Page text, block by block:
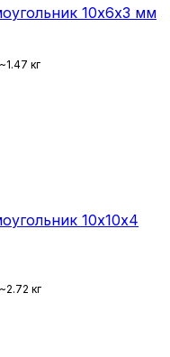
10х6х3 мм
~1.47 кг
10х10х4
~2.72 кг